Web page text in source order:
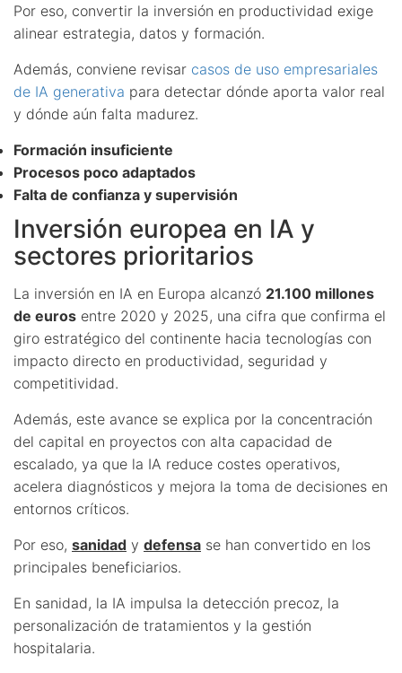
Por eso, convertir la inversión en productividad exige
alinear estrategia, datos y formación.
Además, conviene revisar casos de uso empresariales
de IA generativa para detectar dónde aporta valor real
y dónde aún falta madurez.
Formación insuficiente
Procesos poco adaptados
Falta de confianza y supervisión
Inversión europea en IA y
sectores prioritarios
La inversión en IA en Europa alcanzó 21.100 millones
de euros entre 2020 y 2025, una cifra que confirma el
giro estratégico del continente hacia tecnologías con
impacto directo en productividad, seguridad y
competitividad.
Además, este avance se explica por la concentración
del capital en proyectos con alta capacidad de
escalado, ya que la IA reduce costes operativos,
acelera diagnósticos y mejora la toma de decisiones en
entornos críticos.
Por eso, sanidad y defensa se han convertido en los
principales beneficiarios.
En sanidad, la IA impulsa la detección precoz, la
personalización de tratamientos y la gestión
hospitalaria.